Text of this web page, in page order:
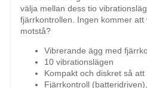
välja mellan dess tio
fjärrkontrollen. Ingen kommer
motstå?
Vibrerande ägg med
10 vibrationslägen
Kompakt och diskret så
Fjärrkontroll